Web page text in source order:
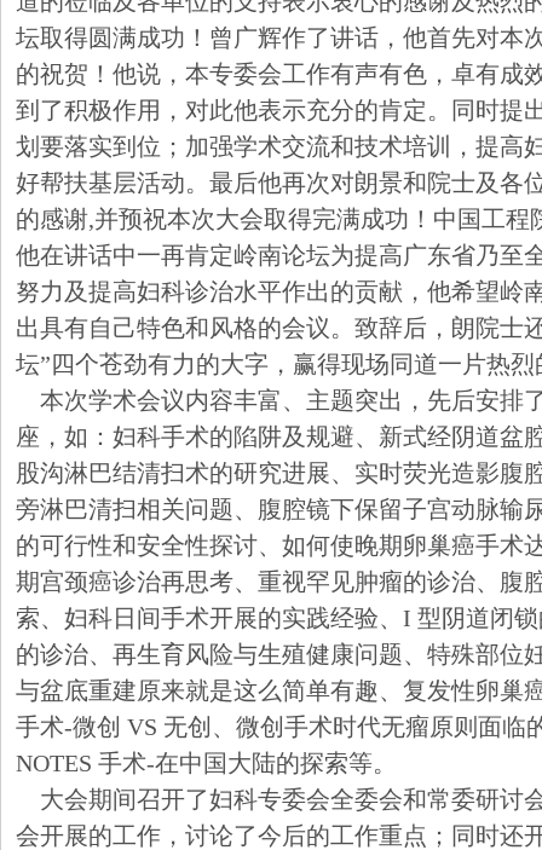
坛取得圆满成功！曾广辉作了讲话，他首先对本
的祝贺！他说，本专委会工作有声有色，卓有成
到了积极作用，对此他表示充分的肯定。同时提
划要落实到位；加强学术交流和技术培训，提高
好帮扶基层活动。最后他再次对朗景和院士及各
的感谢,并预祝本次大会取得完满成功！中国工
他在讲话中一再肯定岭南论坛为提高广东省乃至
努力及提高妇科诊治水平作出的贡献，他希望岭
出具有自己特色和风格的会议。致辞后，朗院士
坛”四个苍劲有力的大字，赢得现场同道一片热烈
本次学术会议内容丰富、主题突出，先后安排
座，如：妇科手术的陷阱及规避、新式经阴道盆
股沟淋巴结清扫术的研究进展、实时荧光造影腹
旁淋巴清扫相关问题、腹腔镜下保留子宫动脉输
的可行性和安全性探讨、如何使晚期卵巢癌手术
期宫颈癌诊治再思考、重视罕见肿瘤的诊治、腹
索、妇科日间手术开展的实践经验、I 型阴道闭
的诊治、再生育风险与生殖健康问题、特殊部位
与盆底重建原来就是这么简单有趣、复发性卵巢
手术-微创 VS 无创、微创手术时代无瘤原则面临
NOTES 手术-在中国大陆的探索等。
大会期间召开了妇科专委会全委会和常委研讨
会开展的工作，讨论了今后的工作重点；同时还